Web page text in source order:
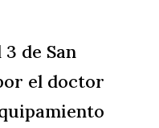
de San
el doctor